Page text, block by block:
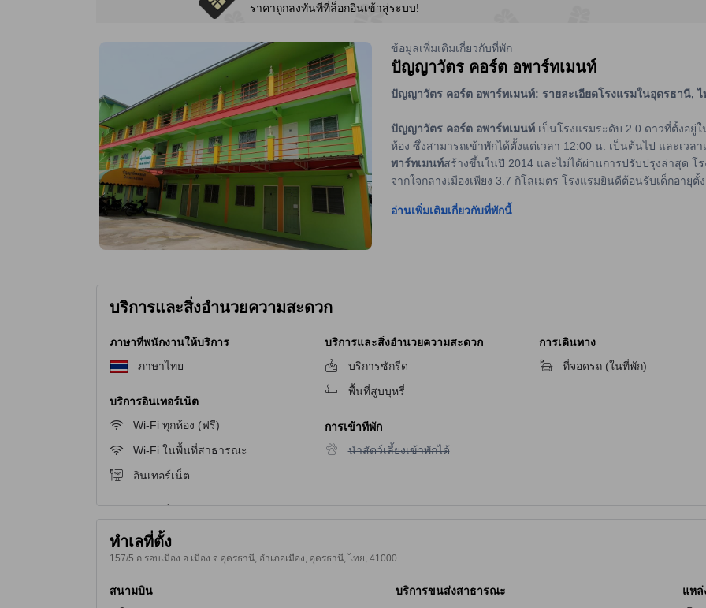
ราคาถูกลงทันทีที่ล็อกอินเข้าสู่ระบบ!
ข้อมูลเพิ่มเติมเกี่ยวกับที่พัก
ปัญญาวัตร คอร์ต อพาร์ทเมนท์
ปัญญาวัตร คอร์ต อพาร์ทเมนท์: รายละเอียดโรงแรมในอุดรธานี, ไ
ปัญญาวัตร คอร์ต อพาร์ทเมนท์ เป็นโรงแรมระดับ 2.0 ดาวที่ตั้งอยู่
ห้อง ซึ่งสามารถเข้าพักได้ตั้งแต่เวลา 12:00 น. เป็นต้นไป และเวล
พาร์ทเมนท์สร้างขึ้นในปี 2014 และไม่ได้ผ่านการปรับปรุงล่าสุด โ
จากใจกลางเมืองเพียง 3.7 กิโลเมตร โรงแรมยินดีต้อนรับเด็กอายุตั้
สิ่งอำนวยความสะดวกที่ปัญญาวัตร คอร์ต อพาร์ทเมนท์
ปัญญาวัตร คอร์ต อพาร์ทเมนท์
มีสิ่งอำนวยความสะดวกในการเดิ
รถไว้ในที่ปลอดภัยและสะดวกสบาย ในกรณีที่คุณไม่ต้องการใช้รถ
ไปยังสถานที่หลากหลาย เช่น สนามบินหรือสถานีรถไฟ ทำให้คุณสา
สบาย
การตกแต่งที่สวยงามและสีสันที่เข้ากันได้ คุณจะได้พักผ่อนอย่างเต็
อ่านเพิ่มเติมเกี่ยวกับที่พักนี้
บริการและสิ่งอำนวยความสะดวก
ภาษาที่พนักงานให้บริการ
ภาษาไทย
บริการอินเทอร์เน็ต
Wi-Fi ทุกห้อง (ฟรี)
Wi-Fi ในพื้นที่สาธารณะ
อินเทอร์เน็ต
บริการและสิ่งอำนวยความสะดวก
บริการซักรีด
พื้นที่สูบบุหรี่
การเข้าที่พัก
ไม่มีบริการนำสัตว์เลี้ยงเข้าพักได้
นำสัตว์เลี้ยงเข้าพักได้
การเดินทาง
ที่จอดรถ (ในที่พัก)
ทำเลที่ตั้ง
157/5 ถ.รอบเมือง อ.เมือง จ.อุดรธานี, อำเภอเมือง, อุดรธานี, ไทย, 41000
สนามบิน
บริการขนส่งสาธารณะ
แหล่